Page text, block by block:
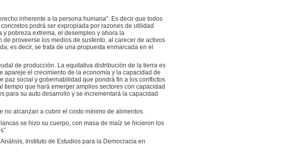
inherente a la persona humana”. Es decir que todos
podrá ser expropiada por razones de utilidad
y pobreza extrema, el desempleo y ahora la
proveerse los medios de sustento, al carecer de activos
es decir, se trata de una propuesta enmarcada en el
de producción. La equitativa distribución de la tierra es
el crecimiento de la economía y la capacidad de
paz social y gobernabilidad que pondrá fin a los conflictos
que hará emerger amplios sectores con capacidad
para su auto desarrollo y se incrementará la capacidad
alcanzan a cubrir el costo mínimo de alimentos.
se hizo su cuerpo, con masa de maíz se hicieron los
Instituto de Estudios para la Democracia en